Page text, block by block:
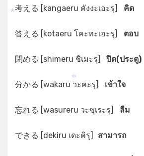
考える [kangaeru คังงะเอะรุ] คิด
答える [kotaeru โคะทะเอะรุ] ตอบ
閉める [shimeru ชิเมะรุ] ปิด(ประตู)
分かる [wakaru วะคะรุ] เข้าใจ
忘れる [wasureru วะซุเระรุ] ลืม
できる [dekiru เดะคิรุ] สามารถ